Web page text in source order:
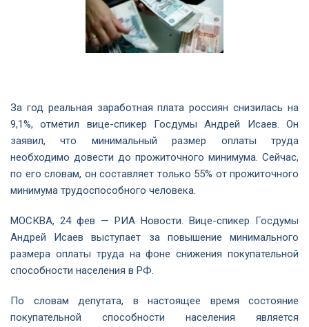
За год реальная заработная плата россиян снизилась на
9,1%, отметил вице-спикер Госдумы Андрей Исаев. Он
заявил, что минимальный размер оплаты труда
необходимо довести до прожиточного минимума. Сейчас,
по его словам, он составляет только 55% от прожиточного
минимума трудоспособного человека.
МОСКВА, 24 фев — РИА Новости. Вице-спикер Госдумы
Андрей Исаев выступает за повышение минимального
размера оплаты труда на фоне снижения покупательной
способности населения в РФ.
По словам депутата, в настоящее время состояние
покупательной способности населения является